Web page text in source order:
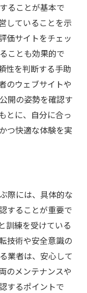
を評価する
い安全確認のポ
すべき情報
方法
要性
場所の選び方
未然に防ぐ
支援
グラム
慮した対策
な研修
備
進化する安全
ることが基本で
していることを示
価サイトをチェッ
ことも効果的で
性を判断する手助
のウェブサイトや
開の姿勢を確認す
とに、自分に合っ
つ快適な体験を実
際には、具体的な
することが重要で
訓練を受けている
技術や安全意識の
業者は、安心して
のメンテナンスや
するポイントで